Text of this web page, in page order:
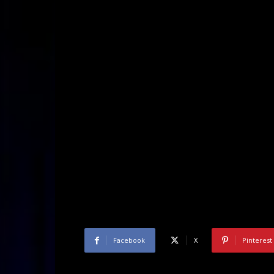
Facebook X Pinterest